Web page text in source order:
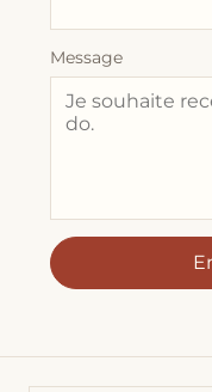
Message